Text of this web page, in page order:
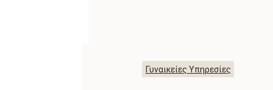
Γυναικείες Υπηρεσίες